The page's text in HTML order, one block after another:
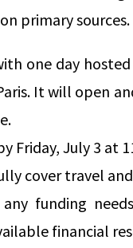
primary sources.
one day hosted
It will open
July 3 at
cover travel
funding
financial